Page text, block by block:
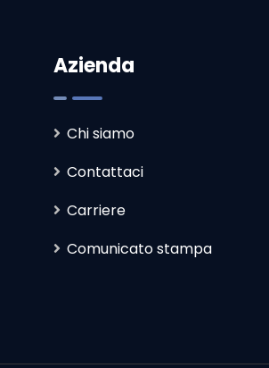
Azienda
Chi siamo
Contattaci
Carriere
Comunicato stampa